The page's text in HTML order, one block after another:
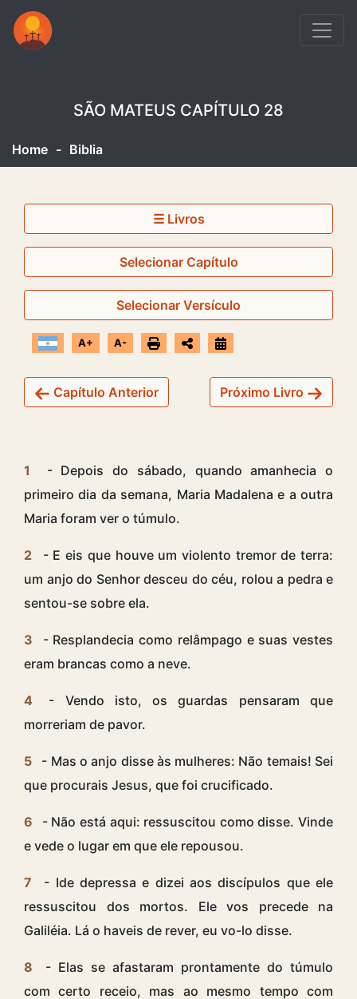
SÃO MATEUS CAPÍTULO 28
Home - Biblia
☰ Livros
Selecionar Capítulo
Selecionar Versículo
A+ A-
Capítulo Anterior Próximo Livro
1
- Depois do sábado, quando amanhecia o
primeiro dia da semana, Maria Madalena e a outra
Maria foram ver o túmulo.
2
- E eis que houve um violento tremor de terra:
um anjo do Senhor desceu do céu, rolou a pedra e
sentou-se sobre ela.
3
- Resplandecia como relâmpago e suas vestes
eram brancas como a neve.
4
- Vendo isto, os guardas pensaram que
morreriam de pavor.
5
- Mas o anjo disse às mulheres: Não temais! Sei
que procurais Jesus, que foi crucificado.
6
- Não está aqui: ressuscitou como disse. Vinde
e vede o lugar em que ele repousou.
7
- Ide depressa e dizei aos discípulos que ele
ressuscitou dos mortos. Ele vos precede na
Galiléia. Lá o haveis de rever, eu vo-lo disse.
8
- Elas se afastaram prontamente do túmulo
com certo receio, mas ao mesmo tempo com